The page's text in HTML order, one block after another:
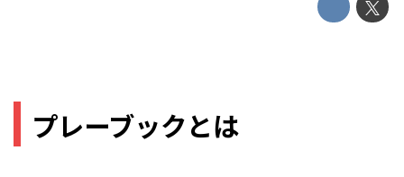
プレーブックとは